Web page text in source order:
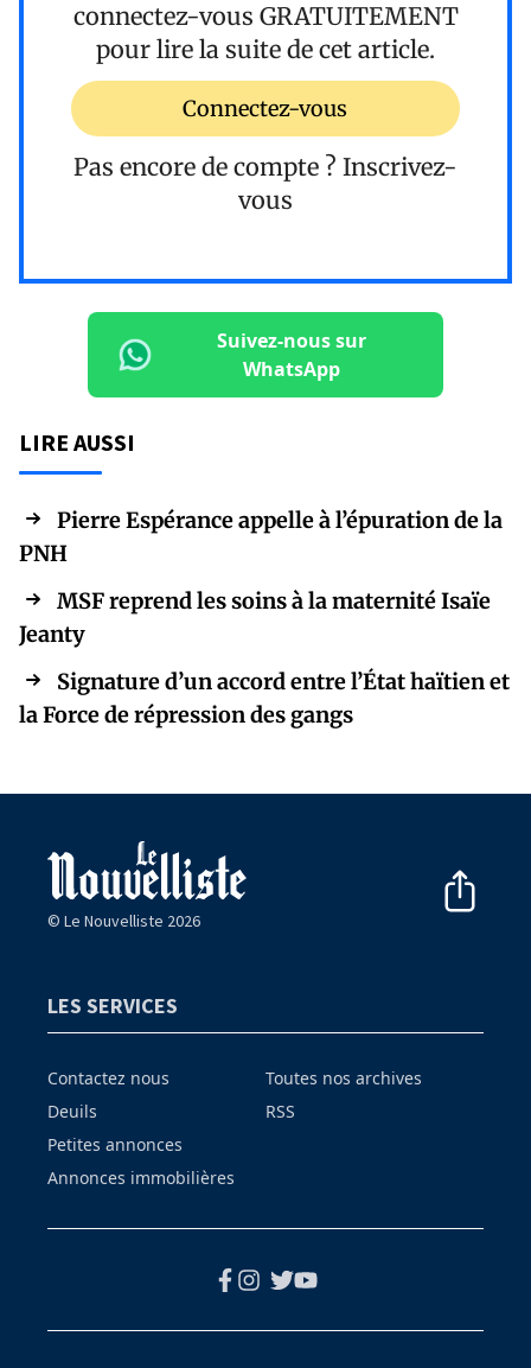
connectez-vous GRATUITEMENT
pour lire la suite de cet article.
Connectez-vous
Pas encore de compte ? Inscrivez-
vous
Suivez-nous sur
WhatsApp
LIRE AUSSI
Pierre Espérance appelle à l’épuration de la
PNH
MSF reprend les soins à la maternité Isaïe
Jeanty
Signature d’un accord entre l’État haïtien et
la Force de répression des gangs
© Le Nouvelliste 2026
LES SERVICES
Contactez nous
Deuils
Petites annonces
Annonces immobilières
Toutes nos archives
RSS